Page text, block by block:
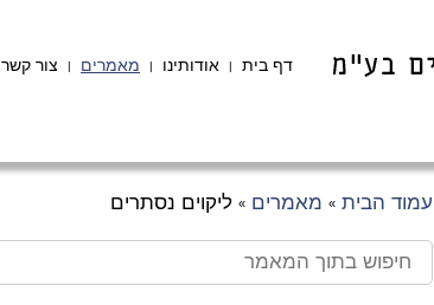
דף בית | אודותינו | מאמרים | צור קשר
עמוד הבית » מאמרים » ליקוים נסתרים